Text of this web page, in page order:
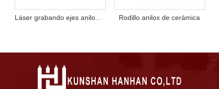
Rodillo anilox de cerámica